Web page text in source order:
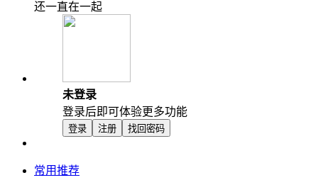
还一直在一起
未登录
登录后即可体验更多功能
登录 注册 找回密码
常用推荐